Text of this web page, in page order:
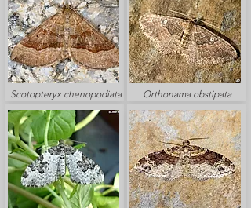
Scotopteryx chenopodiata Orthonama obstipata